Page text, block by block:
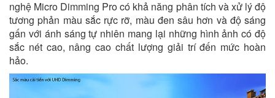
nghệ Micro Dimming Pro có khả năng phân tích và xử lý độ
tương phản màu sắc rực rỡ, màu đen sâu hơn và độ sáng
gấn với ánh sáng tự nhiên mang lại những hình ảnh có độ
sắc nét cao, nâng cao chất lượng giải trí đến mức hoàn
hảo.